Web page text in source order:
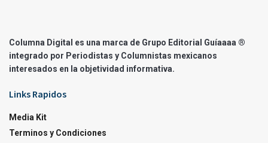
Columna Digital es una marca de Grupo Editorial Guíaaaa ®
integrado por Periodistas y Columnistas mexicanos
interesados en la objetividad informativa.
Links Rapidos
Media Kit
Terminos y Condiciones